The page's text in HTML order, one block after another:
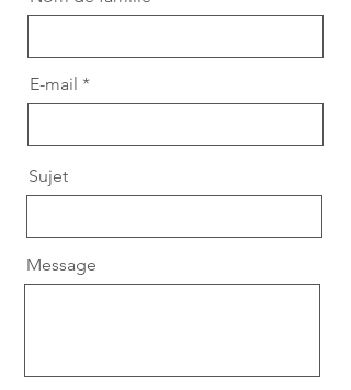
E-mail
Sujet
Message